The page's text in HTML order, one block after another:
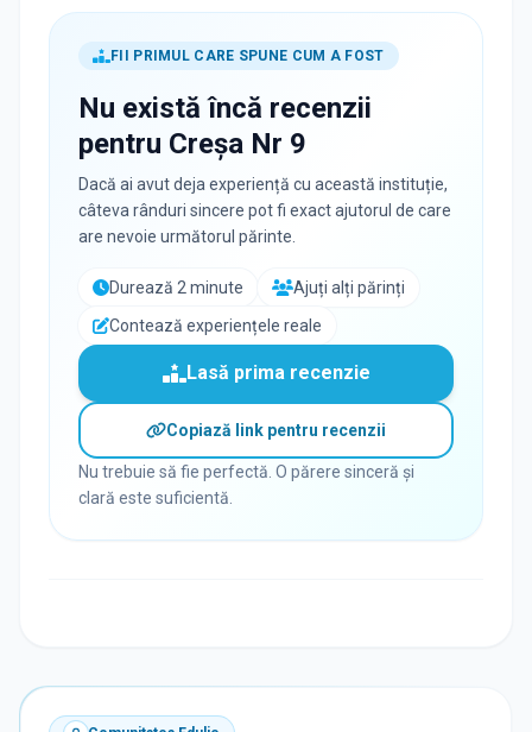
FII PRIMUL CARE SPUNE CUM A FOST
Nu există încă recenzii
pentru Creșa Nr 9
Dacă ai avut deja experiență cu această instituție,
câteva rânduri sincere pot fi exact ajutorul de care
are nevoie următorul părinte.
Durează 2 minute
Ajuți alți părinți
Contează experiențele reale
Lasă prima recenzie
Copiază link pentru recenzii
Nu trebuie să fie perfectă. O părere sinceră și
clară este suficientă.